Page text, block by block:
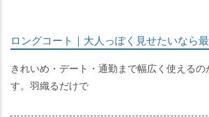
ロングコート｜大人っぽく見せたいなら
きれいめ・デート・通勤まで幅広く使える
す。羽織るだけで